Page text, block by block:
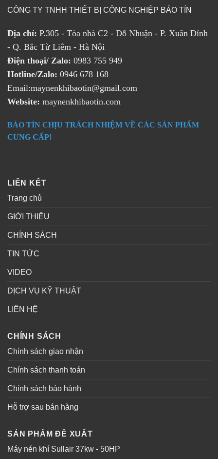
CÔNG TY TNHH THIẾT BỊ CÔNG NGHIỆP BẢO TÍN
Địa chỉ: P.305 - Tòa nhà C2 - Đỗ Nhuận - P. Xuân Đỉnh
- Q. Bắc Từ Liêm - Hà Nội
Điện thoại/ Zalo: 0983 755 949
Hotline/Zalo: 0946 678 168
Email:maynenkhibaotin@gmail.com
Website: maynenkhibaotin.com
BẢO TÍN CHỊU TRÁCH NHIỆM VỀ CÁC SẢN PHẨM
CUNG CẤP!
LIÊN KẾT
Trang chủ
GIỚI THIỆU
CHÍNH SÁCH
TIN TỨC
VIDEO
DỊCH VỤ KỸ THUẬT
LIÊN HỆ
CHÍNH SÁCH
Chính sách giao nhận
Chính sách thanh toán
Chính sách bảo hành
Hỗ trợ sau bán hàng
SẢN PHẨM ĐỀ XUẤT
Máy nén khí Sullair 37kw - 50HP